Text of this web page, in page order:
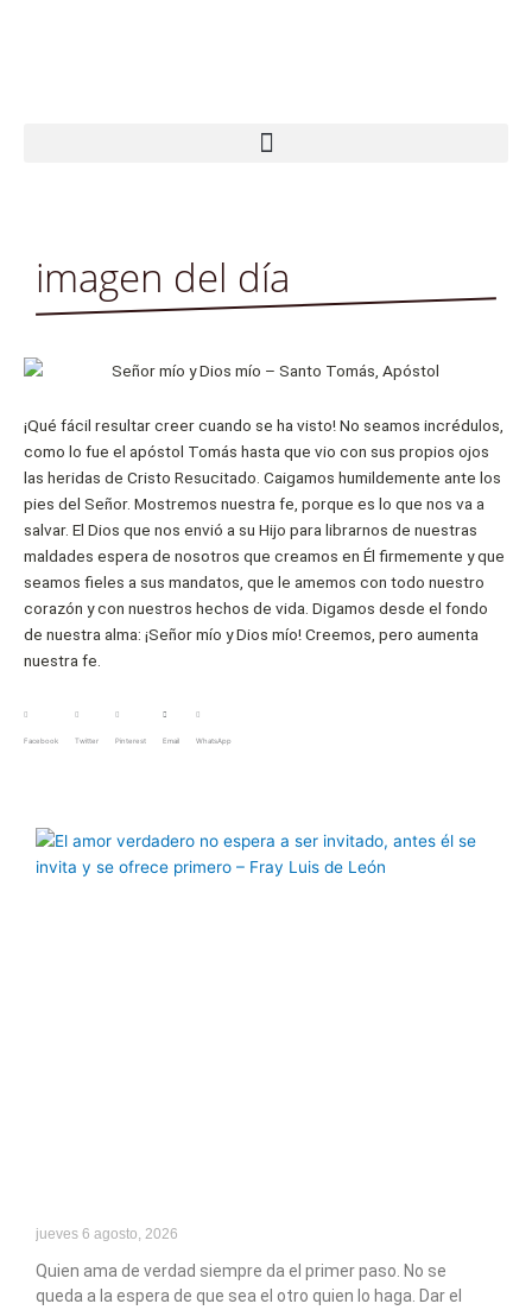
imagen del día
¡Qué fácil resultar creer cuando se ha visto! No seamos incrédulos,
como lo fue el apóstol Tomás hasta que vio con sus propios ojos
las heridas de Cristo Resucitado. Caigamos humildemente ante los
pies del Señor. Mostremos nuestra fe, porque es lo que nos va a
salvar. El Dios que nos envió a su Hijo para librarnos de nuestras
maldades espera de nosotros que creamos en Él firmemente y que
seamos fieles a sus mandatos, que le amemos con todo nuestro
corazón y con nuestros hechos de vida. Digamos desde el fondo
de nuestra alma: ¡Señor mío y Dios mío! Creemos, pero aumenta
nuestra fe.
Facebook Twitter Pinterest Email WhatsApp
jueves 6 agosto, 2026
Quien ama de verdad siempre da el primer paso. No se
queda a la espera de que sea el otro quien lo haga. Dar el
PáginaPáginaPáginaPáginaPágina